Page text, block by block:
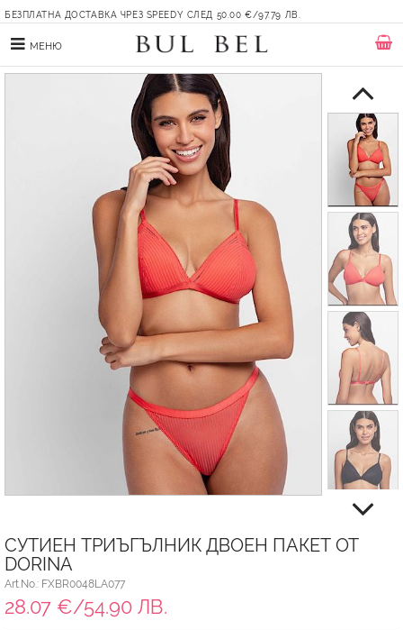
БЕЗПЛАТНА ДОСТАВКА ЧРЕЗ SPEEDY СЛЕД 50.00 €/97.79 ЛВ.
МЕНЮ
СУТИЕН ТРИЪГЪЛНИК ДВОЕН ПАКЕТ ОТ
DORINA
Art.No.: FXBR0048LA077
28.07 €/54.90 ЛВ.